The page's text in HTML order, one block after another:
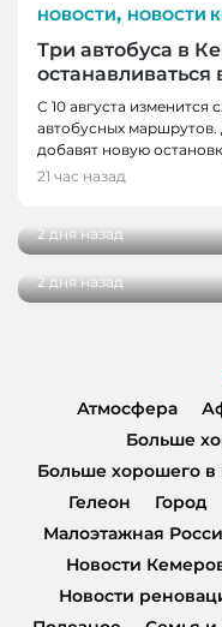
НОВОСТИ, НОВОСТИ
Три автобуса в
С 10 августа
автобусных маршрутов.
добавят новую
21 час назад
НОВОСТИ
В Кузбассе
2 дня назад
НОВОСТИ,
годом
2 дня назад
Атмосфера
Больше
Больше хорошего
Гелеон
Город
Малоэтажная
Новости
Новости